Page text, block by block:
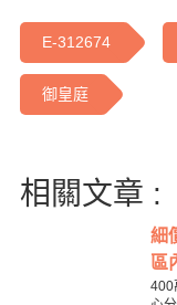
E-312674
御皇庭
相關文章 :
細
區
400